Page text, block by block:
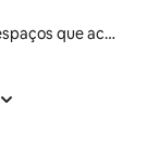
Aluguéis de espaços que aceitam animais de estimação